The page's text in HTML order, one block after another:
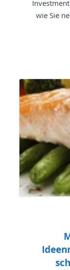
wie Sie